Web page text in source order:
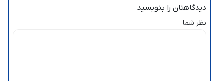
دیدگاهتان را بنویسید
نظر شما